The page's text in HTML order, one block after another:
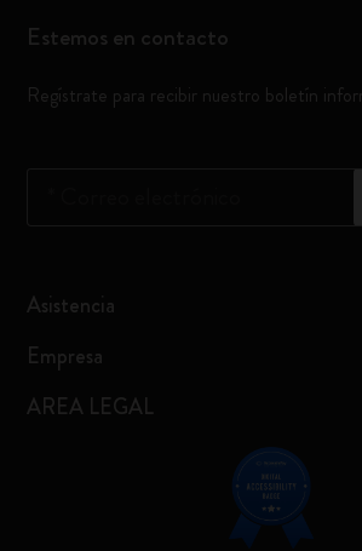
Estemos en contacto
Regístrate para recibir nuestro boletín
Asistencia
Empresa
AREA LEGAL